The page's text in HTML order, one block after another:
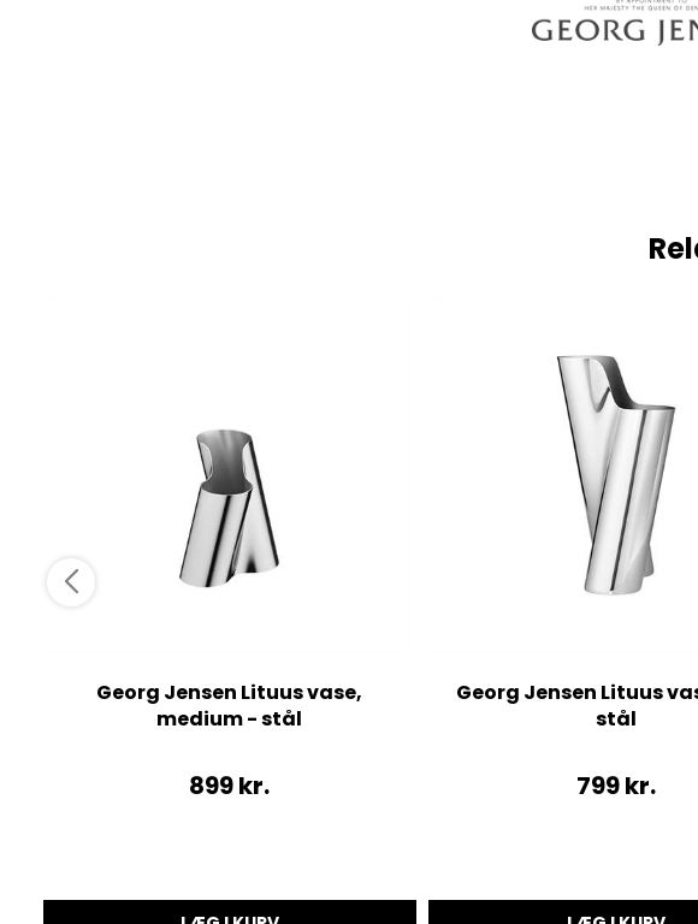
Georg Jensen Lituus vase,
medium - stål
899kr.
Georg Jensen Lituus
stål
799kr.